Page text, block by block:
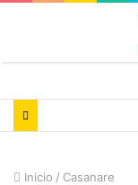
Inicio / Casanare